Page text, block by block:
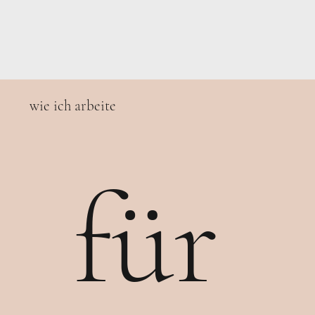
wie ich arbeite
für